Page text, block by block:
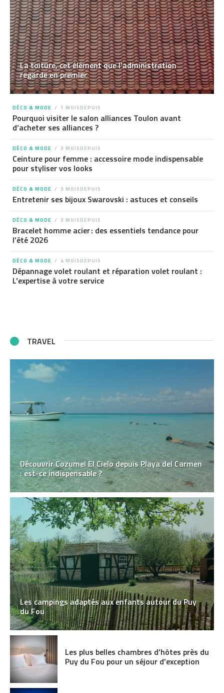
La toiture, cet élément que l’administration
regarde en premier
DÉCO & MODE 1 MOISDEPUIS
Pourquoi visiter le salon alliances Toulon avant
d’acheter ses alliances ?
DÉCO & MODE 3 MOISDEPUIS
Ceinture pour femme : accessoire mode indispensable
pour styliser vos looks
DÉCO & MODE 3 MOISDEPUIS
Entretenir ses bijoux Swarovski : astuces et conseils
DÉCO & MODE 3 MOISDEPUIS
Bracelet homme acier : des essentiels tendance pour
l’été 2026
DÉCO & MODE 4 MOISDEPUIS
Dépannage volet roulant et réparation volet roulant :
L’expertise à votre service
TRAVEL
Découvrir Cozumel El Cielo depuis Playa del Carmen
: est-ce indispensable ?
Les campings adaptés aux enfants autour du Puy
du Fou
Les plus belles chambres d’hôtes près du
Puy du Fou pour un séjour d’exception